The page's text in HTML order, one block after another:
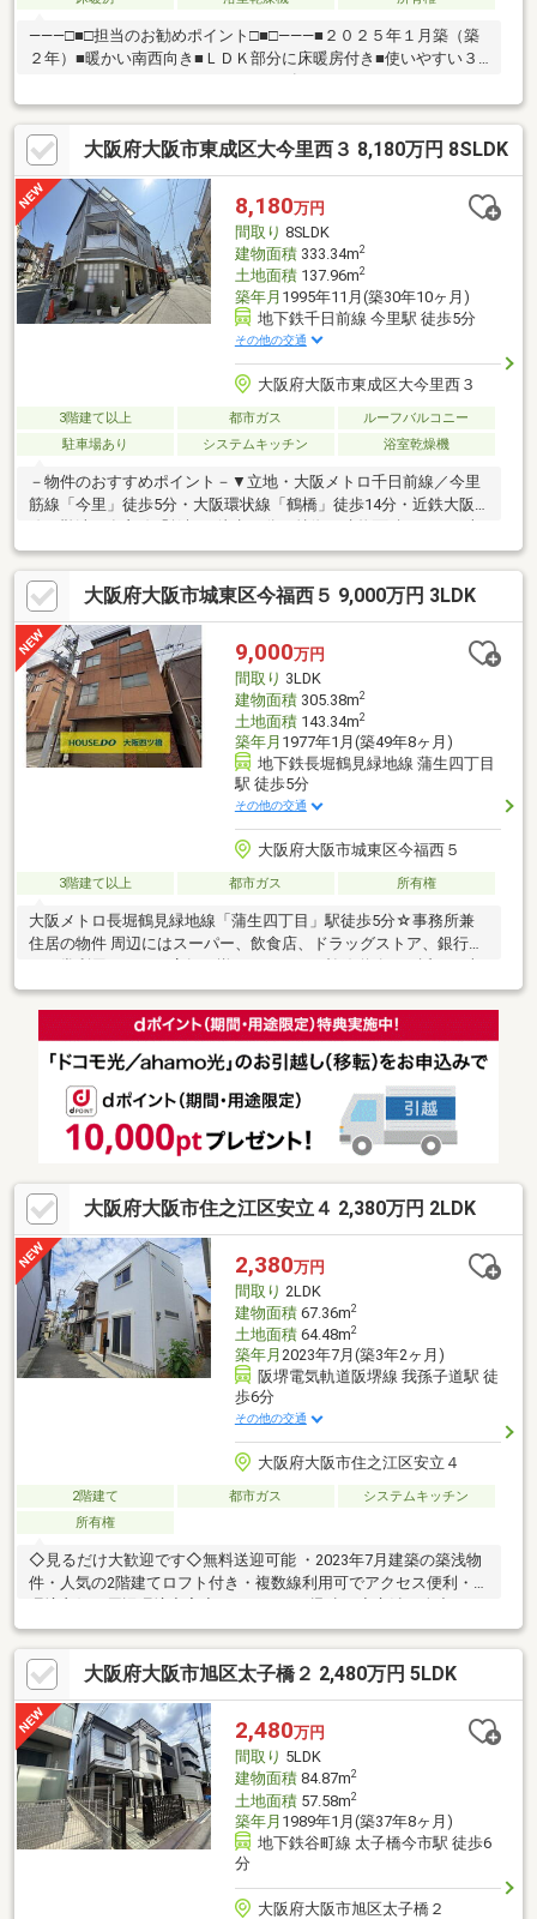
―――□■□担当のお勧めポイント□■□―――■２０２５年１月築（築
２年）■暖かい南西向き■ＬＤＫ部分に床暖房付き■使いやすい３
大阪府大阪市東成区大今里西３ 8,180万円 8SLDK
8,180万円
間取り 8SLDK
建物面積333.34m2
土地面積137.96m2
築年月 1995年11月(築30年10ヶ月)
地下鉄千日前線 今里駅 徒歩5分
その他の交通
大阪府大阪市東成区大今里西３
3階建て以上 都市ガス
ルーフバルコニー
駐車場あり
システムキッチン 浴室乾燥機
－物件のおすすめポイント－▼立地・大阪メトロ千日前線／今里
筋線「今里」徒歩5分・大阪環状線「鶴橋」徒歩14分・近鉄大阪
線／難波・奈良線「鶴橋」徒歩14分▼特徴・建物面積333.34平米
(約100.83坪)・1階は店舗スペース+事務所スペース有・居住部分
は8SLDKの間取り、2世帯住宅としても利用可能・2・3・4階にバ
ルコニー有・シャッター付の車庫有(車種制限有)▼周辺環境・ラ
イフ今里店 徒歩5分(約330m)・大阪市立大成小学校 徒歩3分(約
190m)■ ご希望の住まい探しをお手伝いします ━━━━━・・・
物件の詳細・ご相談はお気軽にお問い合わせください。
大阪府大阪市城東区今福西５ 9,000万円 3LDK
9,000万円
間取り 3LDK
建物面積305.38m2
土地面積143.34m2
築年月 1977年1月(築49年8ヶ月)
地下鉄長堀鶴見緑地線 蒲生四丁目
駅 徒歩5分
その他の交通
大阪府大阪市城東区今福西５
3階建て以上 都市ガス 所有権
大阪メトロ長堀鶴見緑地線「蒲生四丁目」駅徒歩5分☆事務所兼
住居の物件 周辺にはスーパー、飲食店、ドラッグストア、銀行な
移動を併用する方も動きやすい環境です♪住宅街としての落ち着き
もあり、来客対応や在宅業務を行う際にも使い分け可！事務所利
用と居住スペースを一体で考えたい方にとって、日常の利便性と
アクセス性を両立しやすいおすすめの物件です。内装リフォーム
物件作りも可能☆
大阪府大阪市住之江区安立４ 2,380万円 2LDK
2,380万円
間取り 2LDK
建物面積67.36m2
土地面積64.48m2
築年月 2023年7月(築3年2ヶ月)
阪堺電気軌道阪堺線 我孫子道駅 徒
歩6分
その他の交通
大阪府大阪市住之江区安立４
2階建て 都市ガス
システムキッチン
所有権
◇見るだけ大歓迎です◇無料送迎可能 ・2023年7月建築の築浅物
件・人気の2階建てロフト付き・複数線利用可でアクセス便利・住
◆‐多忙なお客様の「面倒だな」をフルサポート致します‐◆「と
りあえず見たい」「他社でローンを断られた」「他社の物件もま
とめて見てみたい」「相談だけしてみたい」「しっかり交渉して
ほしい」「無駄を省きたい」等お気軽にご連絡下さいませ。
大阪府大阪市旭区太子橋２ 2,480万円 5LDK
2,480万円
間取り 5LDK
建物面積84.87m2
土地面積57.58m2
築年月 1989年1月(築37年8ヶ月)
地下鉄谷町線 太子橋今市駅 徒歩6
分
大阪府大阪市旭区太子橋２